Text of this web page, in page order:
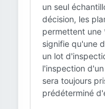
un seul
décision, les
permettent une
signifie qu'une
un lot
l'inspection
sera toujours
prédéterminé